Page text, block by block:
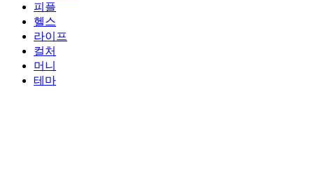
피플
헬스
라이프
컬처
머니
테마